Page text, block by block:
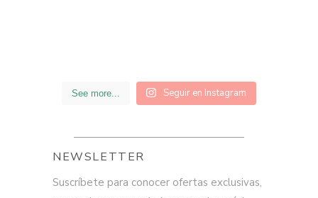
See more... Seguir en Instagram
NEWSLETTER
Suscríbete para conocer ofertas exclusivas,